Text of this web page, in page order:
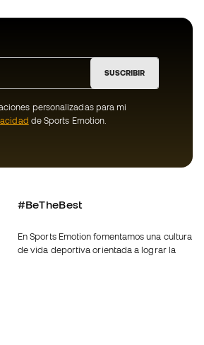
SUSCRIBIR
personalizadas para mi
de Sports Emotion.
#BeTheBest
En Sports Emotion fomentamos una cultura
de vida deportiva orientada a lograr la